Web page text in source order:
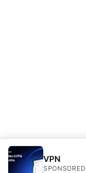
VPN
SPONSORED